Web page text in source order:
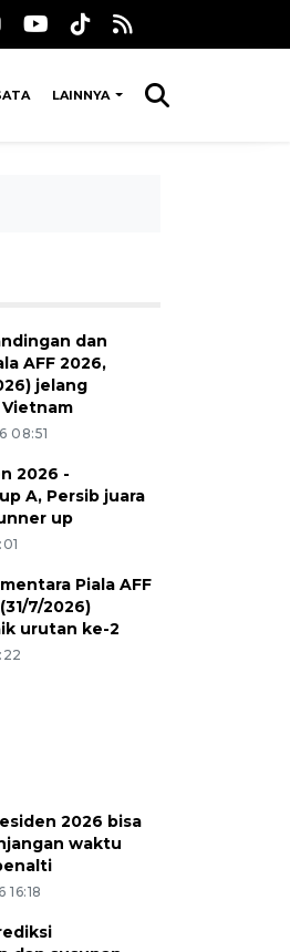
LAINNYA
dan
AFF 2026,
jelang
08:51
2026 -
A, Persib juara
up
Piala AFF
7/2026)
urutan ke-2
2026 bisa
waktu